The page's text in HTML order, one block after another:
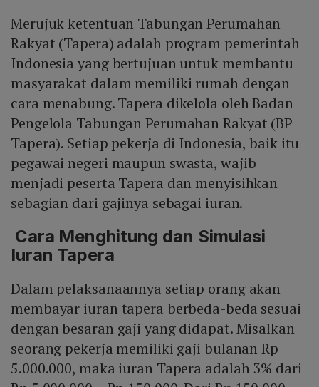
Merujuk ketentuan Tabungan Perumahan
Rakyat (Tapera) adalah program pemerintah
Indonesia yang bertujuan untuk membantu
masyarakat dalam memiliki rumah dengan
cara menabung. Tapera dikelola oleh Badan
Pengelola Tabungan Perumahan Rakyat (BP
Tapera). Setiap pekerja di Indonesia, baik itu
pegawai negeri maupun swasta, wajib
menjadi peserta Tapera dan menyisihkan
sebagian dari gajinya sebagai iuran.
Cara Menghitung dan Simulasi
Iuran Tapera
Dalam pelaksanaannya setiap orang akan
membayar iuran tapera berbeda-beda sesuai
dengan besaran gaji yang didapat. Misalkan
seorang pekerja memiliki gaji bulanan Rp
5.000.000, maka iuran Tapera adalah 3% dari